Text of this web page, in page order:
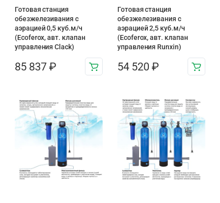
Готовая станция
обезжелезивания c
аэрацией 0,5 куб.м/ч
(Ecoferox, авт. клапан
управления Clack)
85 837 ₽
Готовая станция
обезжелезивания c
аэрацией 2,5 куб.м/ч
(Ecoferox, авт. клапан
управления Runxin)
54 520 ₽